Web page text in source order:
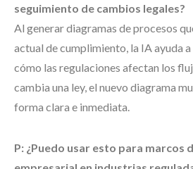
seguimiento de cambios legales?
Al generar diagramas de procesos
actual de cumplimiento, la IA ayuda
cómo las regulaciones afectan los
cambia una ley, el nuevo diagrama
forma clara e inmediata.
P: ¿Puedo usar esto para marcos